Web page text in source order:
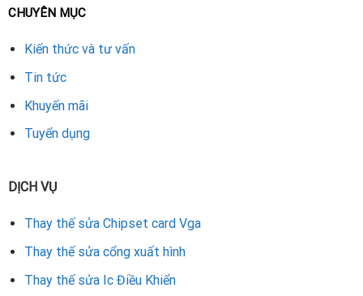
CHUYÊN MỤC
Kiến thức và tư vấn
Tin tức
Khuyến mãi
Tuyển dụng
DỊCH VỤ
Thay thế sửa Chipset card Vga
Thay thế sửa cổng xuất hình
Thay thế sửa Ic Điều Khiển